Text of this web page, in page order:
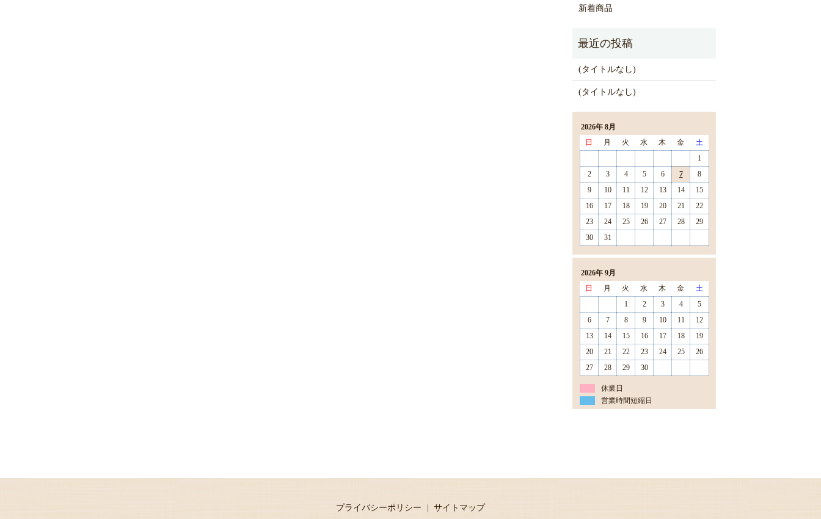
新着商品
(タイトルなし)
(タイトルなし)
2026年 8月
日
月 火 水 木 金
土
1
2
3 4 5 6 7
8
9
10 11 12 13 14
15
16
17 18 19 20 21
22
23
24 25 26 27 28
29
30
31
2026年 9月
日
月 火 水 木 金
土
1
2 3 4
5
6
7 8 9 10 11
12
13
14 15 16 17 18
19
20
21 22 23 24 25
26
27
28 29 30
休業日
営業時間短縮日
プライバシーポリシー サイトマップ